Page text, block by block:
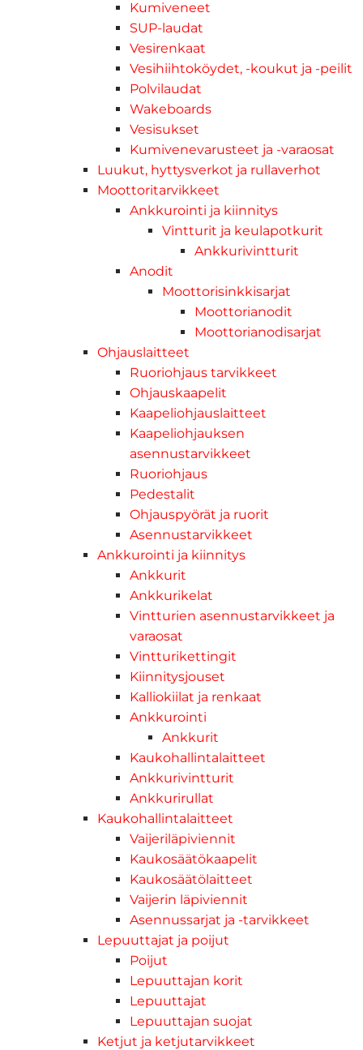
Kumiveneet
SUP-laudat
Vesirenkaat
Vesihiihtoköydet, -koukut ja -peilit
Polvilaudat
Wakeboards
Vesisukset
Kumivenevarusteet ja -varaosat
Luukut, hyttysverkot ja rullaverhot
Moottoritarvikkeet
Ankkurointi ja kiinnitys
Vintturit ja keulapotkurit
Ankkurivintturit
Anodit
Moottorisinkkisarjat
Moottorianodit
Moottorianodisarjat
Ohjauslaitteet
Ruoriohjaus tarvikkeet
Ohjauskaapelit
Kaapeliohjauslaitteet
Kaapeliohjauksen
asennustarvikkeet
Ruoriohjaus
Pedestalit
Ohjauspyörät ja ruorit
Asennustarvikkeet
Ankkurointi ja kiinnitys
Ankkurit
Ankkurikelat
Vintturien asennustarvikkeet ja
varaosat
Vintturikettingit
Kiinnitysjouset
Kalliokiilat ja renkaat
Ankkurointi
Ankkurit
Kaukohallintalaitteet
Ankkurivintturit
Ankkurirullat
Kaukohallintalaitteet
Vaijeriläpiviennit
Kaukosäätökaapelit
Kaukosäätölaitteet
Vaijerin läpiviennit
Asennussarjat ja -tarvikkeet
Lepuuttajat ja poijut
Poijut
Lepuuttajan korit
Lepuuttajat
Lepuuttajan suojat
Ketjut ja ketjutarvikkeet